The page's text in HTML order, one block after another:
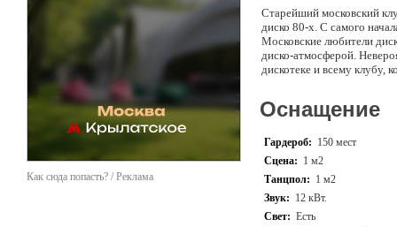
Как сюда попасть? / Реклама
Старейший московский
диско 80-х. С самого
Московские любители
диско-атмосферой.
дискотеке и всему клубу,
Оснащение
Гардероб: 150 мест
Сцена: 1 м2
Танцпол: 1 м2
Звук: 12 кВт.
Свет: Есть